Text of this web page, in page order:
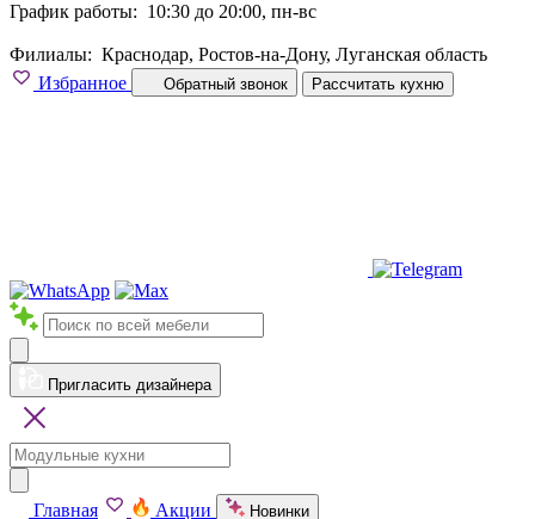
График работы: 10:30 до 20:00, пн-вс
Филиалы: Краснодар, Ростов-на-Дону, Луганская область
Избранное
Обратный звонок Рассчитать кухню
Пригласить дизайнера
Главная Акции Новинки